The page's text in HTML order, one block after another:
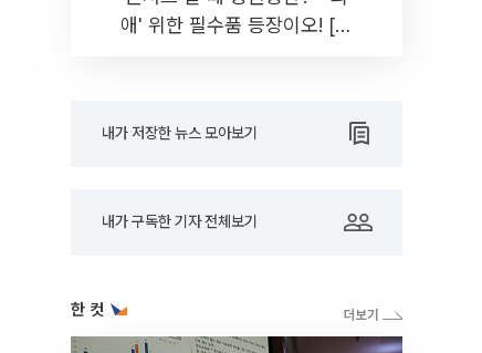
애' 위한 필수품 등장이오! [솔
내가 저장한 뉴스 모아보기
내가 구독한 기자 전체보기
한 컷